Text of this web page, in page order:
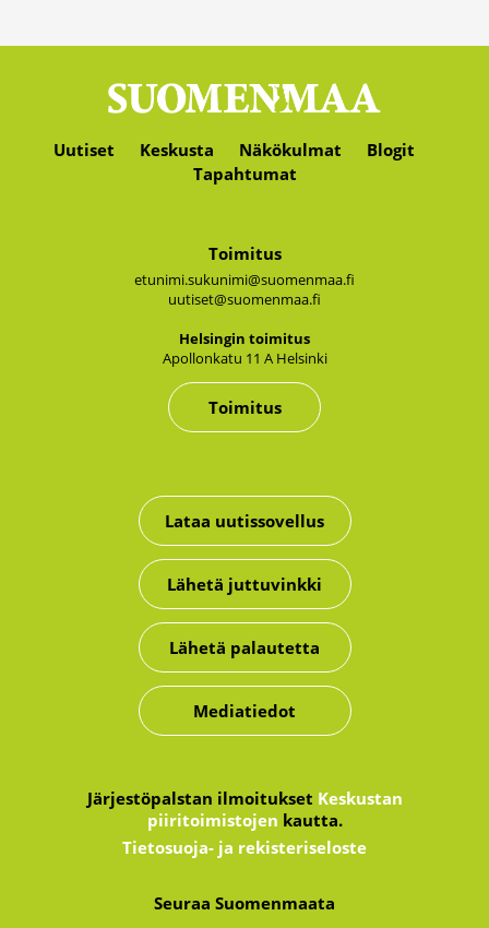
Uutiset Keskusta Näkökulmat
Blogit
Tapahtumat
Toimitus
etunimi.sukunimi@suomenmaa.fi
uutiset@suomenmaa.fi
Hel­sin­gin toi­mi­tus
Apol­lon­ka­tu 11 A Hel­sin­ki
Toimitus
Lataa uutissovellus
Lähetä juttuvinkki
Lähetä palautetta
Mediatiedot
Järjestöpalstan ilmoitukset Keskustan
piiritoimistojen kautta.
Tietosuoja- ja rekisteriseloste
Seuraa Suomenmaata